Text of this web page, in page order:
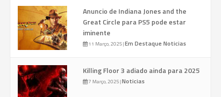
Anuncio de Indiana Jones and the
Great Circle para PS5 pode estar
iminente
11 Março, 2025|Em Destaque Noticias
Killing Floor 3 adiado ainda para 2025
7 Março, 2025|Noticias